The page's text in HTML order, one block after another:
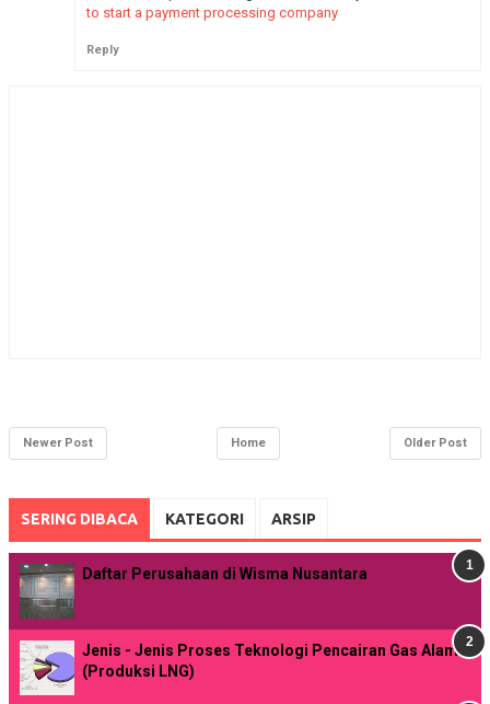
to start a payment processing company
Reply
Newer Post Older Post
Home
SERING DIBACA KATEGORI ARSIP
Daftar Perusahaan di Wisma Nusantara
Jenis - Jenis Proses Teknologi Pencairan Gas Alam
(Produksi LNG)